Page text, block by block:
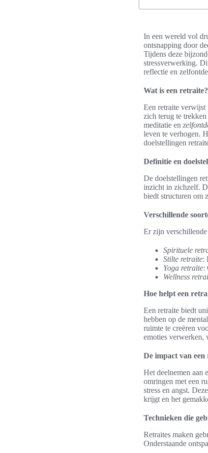
In een wereld vol
ontsnapping door
Tijdens deze
stressverwerking.
reflectie en
Wat is een retraite?
Een retraite verwijst
zich terug te
meditatie en
leven te verhogen.
doelstellingen
Definitie en
De doelstellingen
inzicht in zichzelf.
biedt structuren om
Verschillende
Er zijn
Spirituele
Stilte retraite:
Yoga retraite:
Wellness
Hoe helpt een
Een retraite biedt
hebben op de
ruimte te creëren
emoties verwerken,
De impact van
Het deelnemen aan
omringen met een
stress en angst.
krijgt en het
Technieken die
Retraites maken
Onderstaande